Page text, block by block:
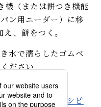
機（または餅つき機能
ン用ニーダー）に移
、餅をつく。
水で濡らしたゴムベ
ださい」
を手作りするレシピ